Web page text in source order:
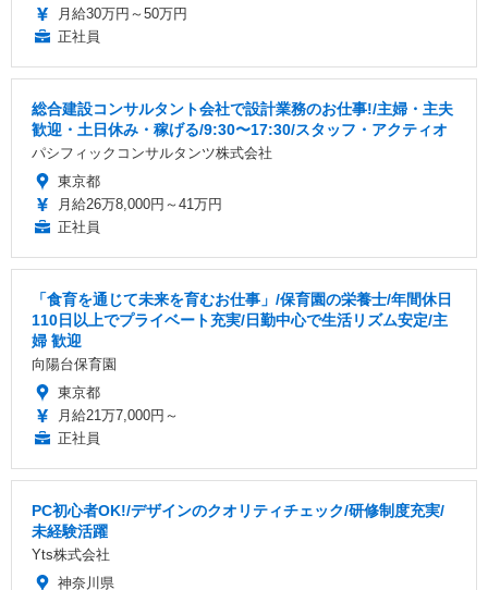
月給30万円～50万円
正社員
総合建設コンサルタント会社で設計業務のお仕事!/主婦・主夫
歓迎・土日休み・稼げる/9:30〜17:30/スタッフ・アクティオ
パシフィックコンサルタンツ株式会社
東京都
月給26万8,000円～41万円
正社員
「食育を通じて未来を育むお仕事」/保育園の栄養士/年間休日
110日以上でプライベート充実/日勤中心で生活リズム安定/主
婦 歓迎
向陽台保育園
東京都
月給21万7,000円～
正社員
PC初心者OK!/デザインのクオリティチェック/研修制度充実/
未経験活躍
Yts株式会社
神奈川県